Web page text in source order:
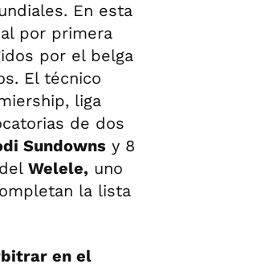
En esta
por primera
por el belga
El técnico
liga
de dos
Sundowns y 8
Welele, uno
la lista
en el